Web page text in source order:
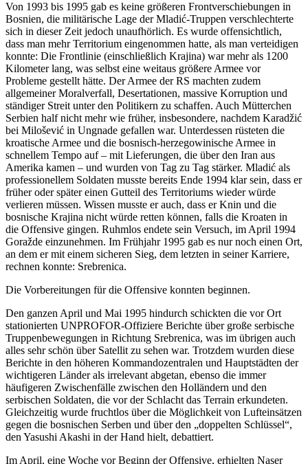
Von 1993 bis 1995 gab es keine größeren Frontverschiebungen in
Bosnien, die militärische Lage der Mladić-Truppen verschlechterte
sich in dieser Zeit jedoch unaufhörlich. Es wurde offensichtlich,
dass man mehr Territorium eingenommen hatte, als man verteidigen
konnte: Die Frontlinie (einschließlich Krajina) war mehr als 1200
Kilometer lang, was selbst eine weitaus größere Armee vor
Probleme gestellt hätte. Der Armee der RS machten zudem
allgemeiner Moralverfall, Desertationen, massive Korruption und
ständiger Streit unter den Politikern zu schaffen. Auch Mütterchen
Serbien half nicht mehr wie früher, insbesondere, nachdem Karadžić
bei Milošević in Ungnade gefallen war. Unterdessen rüsteten die
kroatische Armee und die bosnisch-herzegowinische Armee in
schnellem Tempo auf – mit Lieferungen, die über den Iran aus
Amerika kamen – und wurden von Tag zu Tag stärker. Mladić als
professionellem Soldaten musste bereits Ende 1994 klar sein, dass er
früher oder später einen Gutteil des Territoriums wieder würde
verlieren müssen. Wissen musste er auch, dass er Knin und die
bosnische Krajina nicht würde retten können, falls die Kroaten in
die Offensive gingen. Ruhmlos endete sein Versuch, im April 1994
Goražde einzunehmen. Im Frühjahr 1995 gab es nur noch einen Ort,
an dem er mit einem sicheren Sieg, dem letzten in seiner Karriere,
rechnen konnte: Srebrenica.
Die Vorbereitungen für die Offensive konnten beginnen.
Den ganzen April und Mai 1995 hindurch schickten die vor Ort
stationierten UNPROFOR-Offiziere Berichte über große serbische
Truppenbewegungen in Richtung Srebrenica, was im übrigen auch
alles sehr schön über Satellit zu sehen war. Trotzdem wurden diese
Berichte in den höheren Kommandozentralen und Hauptstädten der
wichtigeren Länder als irrelevant abgetan, ebenso die immer
häufigeren Zwischenfälle zwischen den Holländern und den
serbischen Soldaten, die vor der Schlacht das Terrain erkundeten.
Gleichzeitig wurde fruchtlos über die Möglichkeit von Lufteinsätzen
gegen die bosnischen Serben und über den „doppelten Schlüssel“,
den Yasushi Akashi in der Hand hielt, debattiert.
Im April, eine Woche vor Beginn der Offensive, erhielten Naser